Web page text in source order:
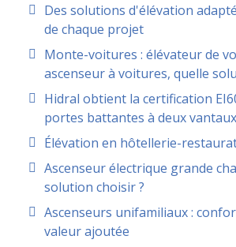
Des solutions d'élévation
de chaque projet
Monte-voitures : élévateur de
ascenseur à voitures, quelle
Hidral obtient la certification
portes battantes à deux vantaux
Élévation en hôtellerie-
Ascenseur électrique grande
solution choisir ?
Ascenseurs unifamiliaux :
valeur ajoutée